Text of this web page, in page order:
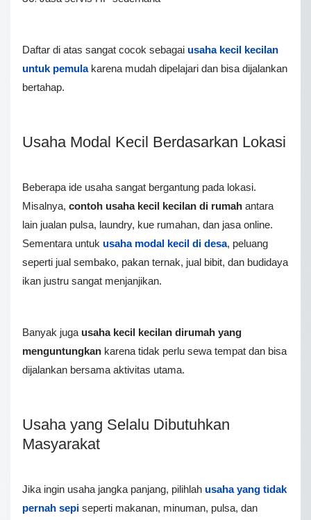
Daftar di atas sangat cocok sebagai usaha kecil kecilan
untuk pemulakarena mudah dipelajari dan bisa dijalankan
bertahap.
Usaha Modal Kecil Berdasarkan Lokasi
Beberapa ide usaha sangat bergantung pada lokasi.
Misalnya, contoh usaha kecil kecilan di rumah antara
lain jualan pulsa, laundry, kue rumahan, dan jasa online.
Sementara untuk usaha modal kecil di desa, peluang
seperti jual sembako, pakan ternak, jual bibit, dan budidaya
ikan justru sangat menjanjikan.
Banyak juga usaha kecil kecilan dirumah yang
menguntungkan karena tidak perlu sewa tempat dan bisa
dijalankan bersama aktivitas utama.
Usaha yang Selalu Dibutuhkan
Masyarakat
Jika ingin usaha jangka panjang, pilihlah usaha yang tidak
pernah sepi seperti makanan, minuman, pulsa, dan